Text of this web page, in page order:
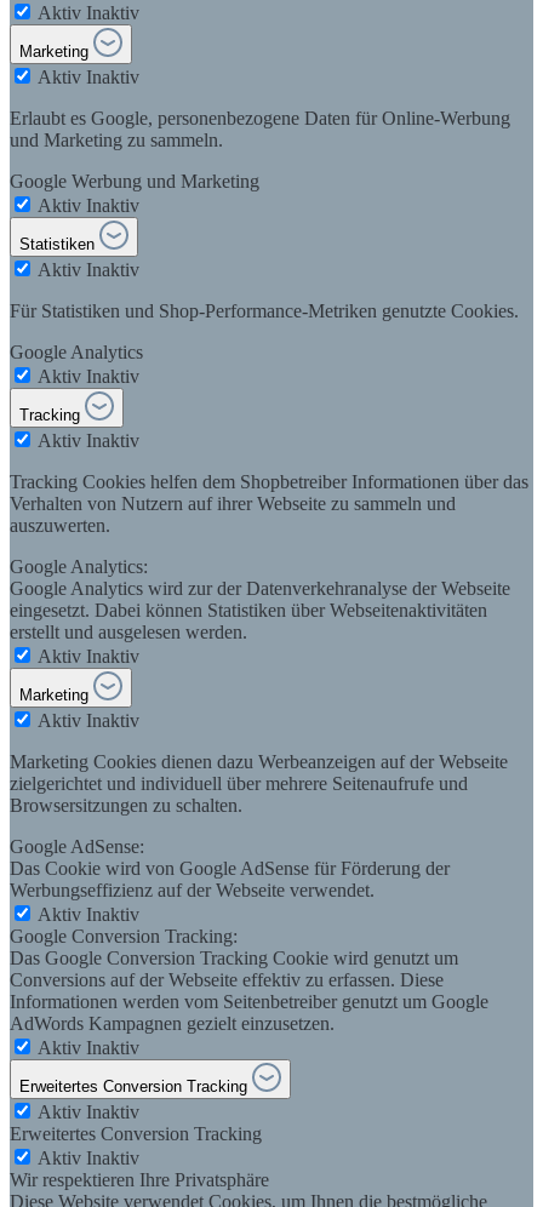
Aktiv Inaktiv
Marketing
Aktiv Inaktiv
Erlaubt es Google, personenbezogene Daten für Online-Werbung
und Marketing zu sammeln.
Google Werbung und Marketing
Aktiv Inaktiv
Statistiken
Aktiv Inaktiv
Für Statistiken und Shop-Performance-Metriken genutzte Cookies.
Google Analytics
Aktiv Inaktiv
Tracking
Aktiv Inaktiv
Tracking Cookies helfen dem Shopbetreiber Informationen über das
Verhalten von Nutzern auf ihrer Webseite zu sammeln und
auszuwerten.
Google Analytics:
Google Analytics wird zur der Datenverkehranalyse der Webseite
eingesetzt. Dabei können Statistiken über Webseitenaktivitäten
erstellt und ausgelesen werden.
Aktiv Inaktiv
Marketing
Aktiv Inaktiv
Marketing Cookies dienen dazu Werbeanzeigen auf der Webseite
zielgerichtet und individuell über mehrere Seitenaufrufe und
Browsersitzungen zu schalten.
Google AdSense:
Das Cookie wird von Google AdSense für Förderung der
Werbungseffizienz auf der Webseite verwendet.
Aktiv Inaktiv
Google Conversion Tracking:
Das Google Conversion Tracking Cookie wird genutzt um
Conversions auf der Webseite effektiv zu erfassen. Diese
Informationen werden vom Seitenbetreiber genutzt um Google
AdWords Kampagnen gezielt einzusetzen.
Aktiv Inaktiv
Erweitertes Conversion Tracking
Aktiv Inaktiv
Erweitertes Conversion Tracking
Aktiv Inaktiv
Wir respektieren Ihre Privatsphäre
Diese Website verwendet Cookies, um Ihnen die bestmögliche